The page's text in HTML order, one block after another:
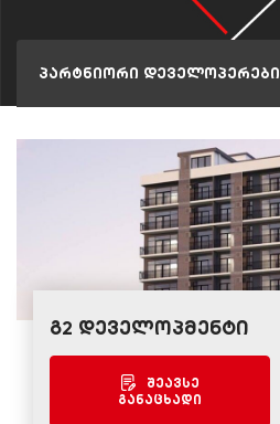
პარტნიორი დეველოპერები
გ2 დეველოპმენტი
შეავსე
განაცხადი